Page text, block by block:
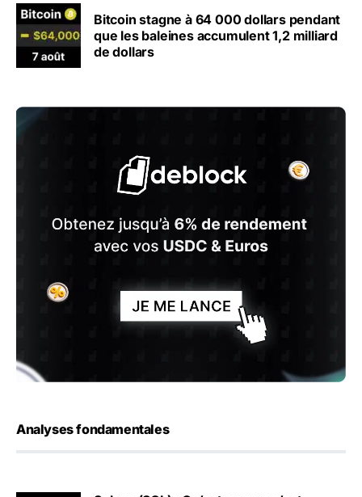
Bitcoin stagne à 64 000 dollars pendant
que les baleines accumulent 1,2 milliard
de dollars
Analyses fondamentales